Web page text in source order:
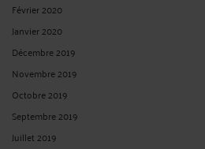
Février 2020
Janvier 2020
Décembre 2019
Novembre 2019
Octobre 2019
Septembre 2019
Juillet 2019